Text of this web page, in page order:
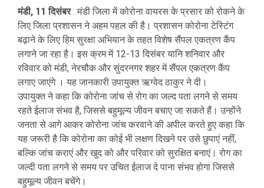
मंडी, 11 दिसंबर: मंडी जिला में कोरोना वायरस के प्रसार को रोकने के
लिए जिला प्रशासन ने अहम पहल की है। प्रशासन कोरोना टेस्टिंग
बढ़ाने के लिए हिम सुरक्षा अभियान के तहत विशेष सैंपल एकत्रण कैंप
लगाने जा रहा है। इस क्रम में 12-13 दिसंबर यानि शनिवार और
रविवार को मंडी, नेरचौक और सुंदरनगर शहर में सैंपल एकत्रण कैंप
लगाए जाएंगे । यह जानकारी उपायुक्त ऋग्वेद ठाकुर ने दी।
उपायुक्त ने कहा कि कोरोना जांच से रोग का जल्द पता लगने से समय
रहते ईलाज संभव है, जिससे बहुमूल्य जीवन बचाए जा सकते हैं। उन्होंने
जनता से आगे आकर कोरोना जांच करवाने की अपील करते हुए कहा कि
यह जरूरी है कि कोरोना का कोई भी लक्षण दिखने पर उसे छुपाएं नहीं,
बल्कि जांच कराएं और खुद को और परिवार को सुरक्षित बनाएं। रोग का
जल्दी पता लगने से समय पर उचित ईलाज दे पाना संभव होगा जिससे
बहुमूल्य जीवन बचेंगे।